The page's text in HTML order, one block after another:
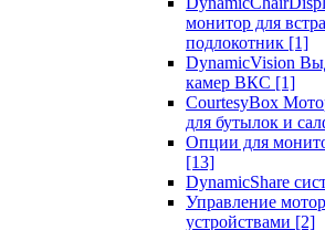
монитор для
подлокотник [1]
DynamicVision
камер ВКС [1]
CourtesyBox
для бутылок и
Опции для
[13]
DynamicShare
Управление
устройствами [2]